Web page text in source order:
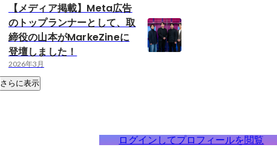
【メディア掲載】Meta広告
のトップランナーとして、取
締役の山本がMarkeZineに
登壇しました！
2026年3月
さらに表示
ログインしてプロフィールを閲覧